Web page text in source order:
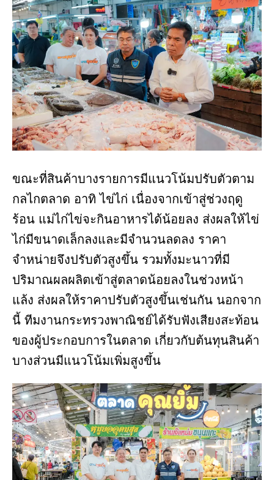
ขณะที่สินค้าบางรายการมีแนวโน้มปรับตัวตาม
กลไกตลาด อาทิ ไข่ไก่ เนื่องจากเข้าสู่ช่วงฤดู
ร้อน แม่ไก่ไข่จะกินอาหารได้น้อยลง ส่งผลให้ไข่
ไก่มีขนาดเล็กลงและมีจำนวนลดลง ราคา
จำหน่ายจึงปรับตัวสูงขึ้น รวมทั้งมะนาวที่มี
ปริมาณผลผลิตเข้าสู่ตลาดน้อยลงในช่วงหน้า
แล้ง ส่งผลให้ราคาปรับตัวสูงขึ้นเช่นกัน นอกจาก
นี้ ทีมงานกระทรวงพาณิชย์ได้รับฟังเสียงสะท้อน
ของผู้ประกอบการในตลาด เกี่ยวกับต้นทุนสินค้า
บางส่วนมีแนวโน้มเพิ่มสูงขึ้น